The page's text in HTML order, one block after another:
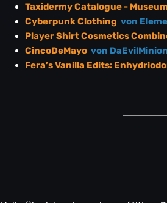
Taxidermy Catalogue -
Cyberpunk Clothing von
Player Shirt Cosmetics
CincoDeMayo von
Fera’s Vanilla Edits: